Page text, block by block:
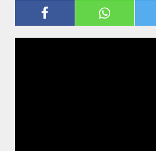
MEIN LEBEN IN
CORONAVIRUS IN